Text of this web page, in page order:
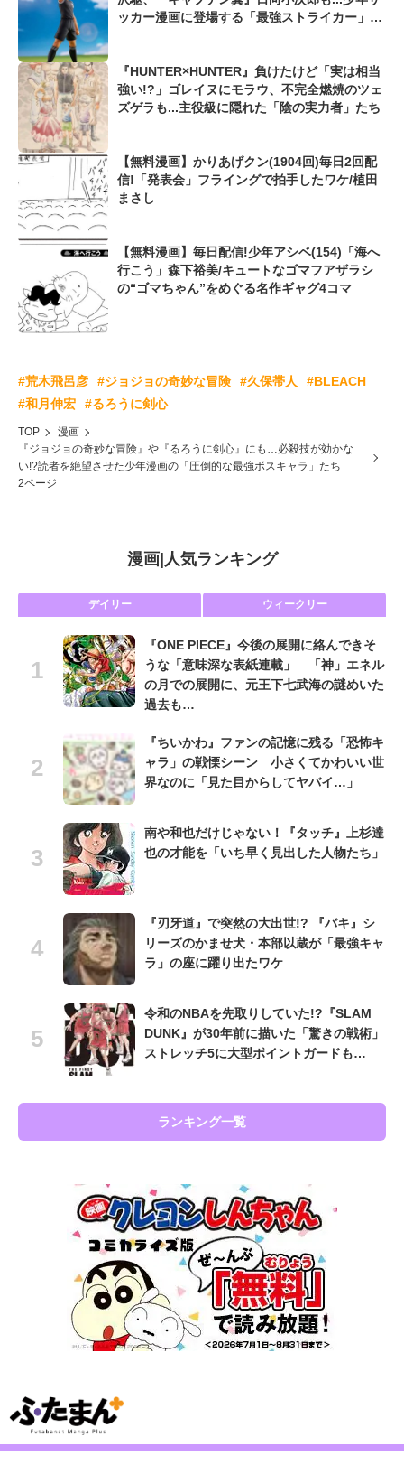
ッカー漫画に登場する「最強ストライカー」を
『HUNTER×HUNTER』負けたけど「実は相当
強い!?」ゴレイヌにモラウ、不完全燃焼のツェ
ズゲラも...主役級に隠れた「陰の実力者」たち
【無料漫画】かりあげクン(1904回)毎日2回配
信!「発表会」フライングで拍手したワケ/植田
まさし
【無料漫画】毎日配信!少年アシベ(154)「海へ
行こう」森下裕美/キュートなゴマフアザラシ
の“ゴマちゃん”をめぐる名作ギャグ4コマ
#荒木飛呂彦 #ジョジョの奇妙な冒険 #久保帯人
#BLEACH
#和月伸宏
#るろうに剣心
TOP
漫画
『ジョジョの奇妙な冒険』や『るろうに剣心』にも…必殺技が効かな
い!?読者を絶望させた少年漫画の「圧倒的な最強ボスキャラ」たち
2ページ
漫画| 人気ランキング
デイリー ウィークリー
『ONE PIECE』今後の展開に絡んできそ
うな「意味深な表紙連載」 「神」エネル
の月での展開に、元王下七武海の謎めいた
過去も…
『ちいかわ』ファンの記憶に残る「恐怖キ
ャラ」の戦慄シーン 小さくてかわいい世
界なのに「見た目からしてヤバイ…」
南や和也だけじゃない！『タッチ』上杉達
也の才能を「いち早く見出した人物たち」
『刃牙道』で突然の大出世!? 『バキ』シ
リーズのかませ犬・本部以蔵が「最強キャ
ラ」の座に躍り出たワケ
令和のNBAを先取りしていた!?『SLAM
DUNK』が30年前に描いた「驚きの戦術」
ストレッチ5に大型ポイントガードも…
ランキング一覧